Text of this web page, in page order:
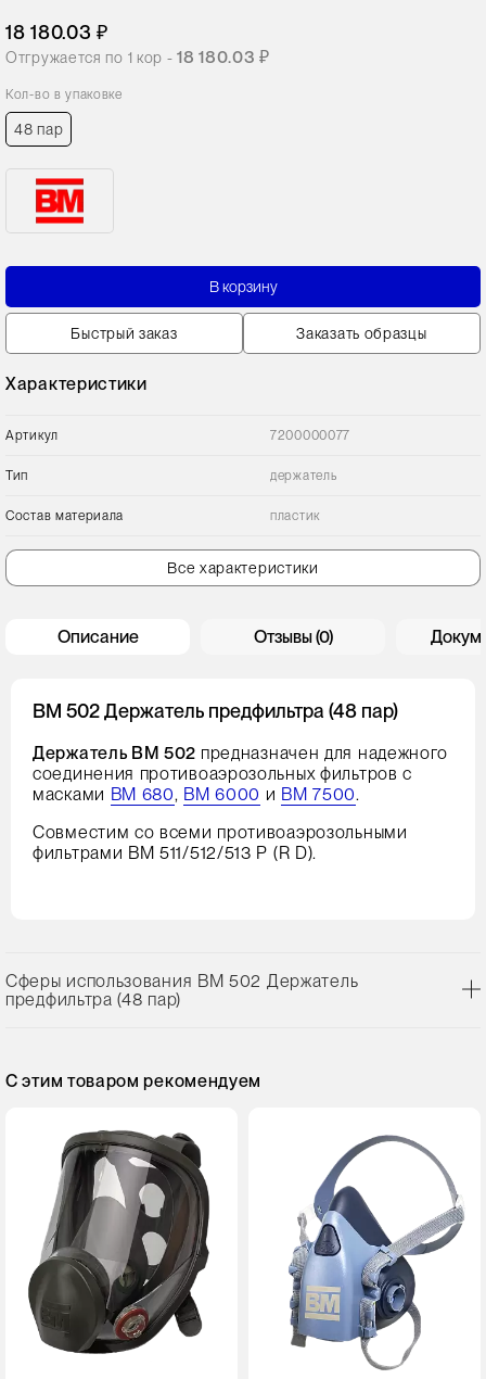
18 180.03 ₽
Отгружается по 1 кор -18 180.03 ₽
Кол-во в упаковке
48 пар
В корзину
Быстрый заказ Заказать образцы
Характеристики
Артикул 7200000077
Тип держатель
Состав материала пластик
Все характеристики
Описание Отзывы (0)
ВМ 502 Держатель предфильтра (48 пар)
Держатель ВМ 502 предназначен для надежного
соединения противоаэрозольных фильтров с
масками ВМ 680, ВМ 6000 и ВМ 7500.
Совместим со всеми противоаэрозольными
фильтрами ВМ 511/512/513 Р (R D).
Сферы использования ВМ 502 Держатель
предфильтра (48 пар)
С этим товаром рекомендуем